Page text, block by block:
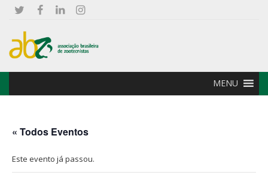
MENU
« Todos Eventos
Este evento já passou.